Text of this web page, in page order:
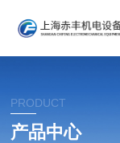
PRODUCT
产品中心